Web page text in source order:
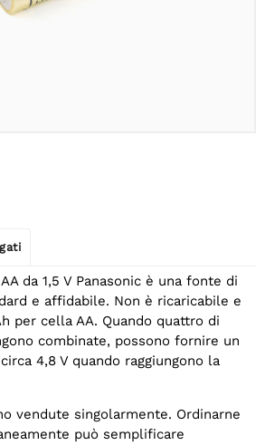
da 1,5 V Panasonic è una fonte di
e affidabile. Non è ricaricabile e
per cella AA. Quando quattro di
combinate, possono fornire un
4,8 V quando raggiungono la
vendute singolarmente. Ordinarne
può semplificare